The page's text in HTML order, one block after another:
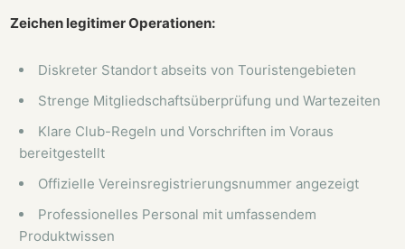
Zeichen legitimer Operationen:
Diskreter Standort abseits von Touristengebieten
Strenge Mitgliedschaftsüberprüfung und Wartezeiten
Klare Club-Regeln und Vorschriften im Voraus
bereitgestellt
Offizielle Vereinsregistrierungsnummer angezeigt
Professionelles Personal mit umfassendem
Produktwissen